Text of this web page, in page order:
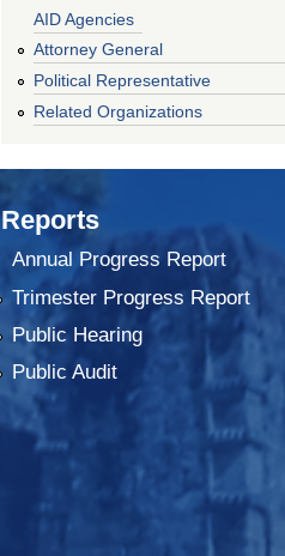
AID Agencies
Attorney General
Political Representative
Related Organizations
Reports
Annual Progress Report
Trimester Progress Report
Public Hearing
Public Audit